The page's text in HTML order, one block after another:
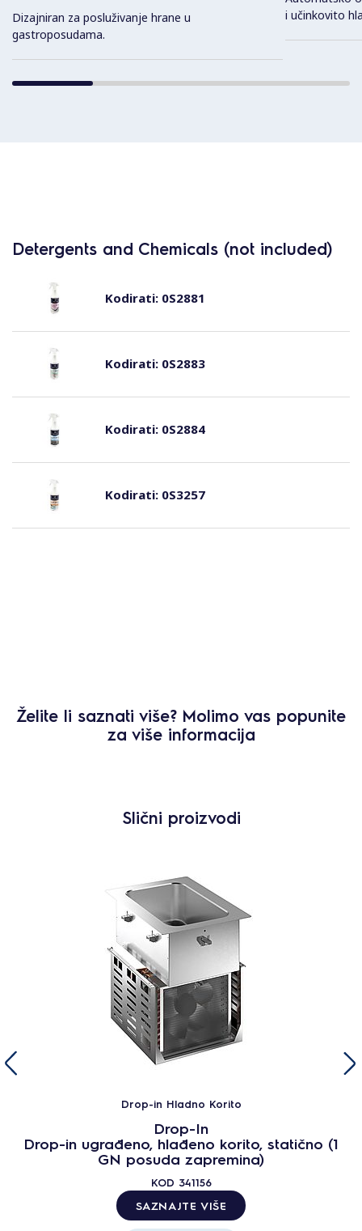
Dizajniran za posluživanje hrane u
gastroposudama.
i učinkovito
Detergents and Chemicals (not included)
Kodirati:0S2881
Kodirati:0S2883
Kodirati:0S2884
Kodirati:0S3257
Želite li saznati više? Molimo vas popunite
za više informacija
Slični proizvodi
Drop-in Hladno Korito
Drop-In
Drop-in ugrađeno, hlađeno korito, statično (1
GN posuda zapremina)
KOD 341156
SAZNAJTE VIŠE